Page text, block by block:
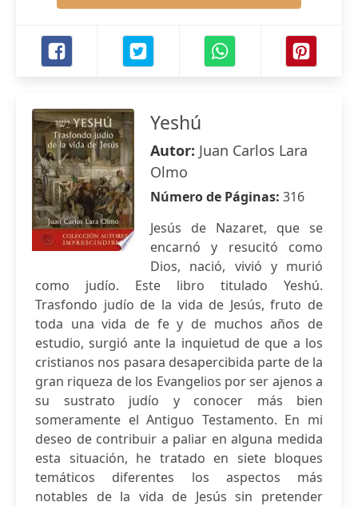
Yeshú
Autor: Juan Carlos Lara
Olmo
Número de Páginas: 316
Jesús de Nazaret, que se
encarnó y resucitó como
Dios, nació, vivió y murió
como judío. Este libro titulado Yeshú.
Trasfondo judío de la vida de Jesús, fruto de
toda una vida de fe y de muchos años de
estudio, surgió ante la inquietud de que a los
cristianos nos pasara desapercibida parte de la
gran riqueza de los Evangelios por ser ajenos a
su sustrato judío y conocer más bien
someramente el Antiguo Testamento. En mi
deseo de contribuir a paliar en alguna medida
esta situación, he tratado en siete bloques
temáticos diferentes los aspectos más
notables de la vida de Jesús sin pretender